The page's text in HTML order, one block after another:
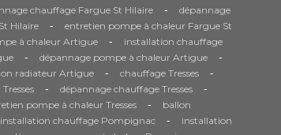
chauffage Fargue St Hilaire -
dépannage
Hilaire -
entretien pompe à chaleur Fargue St
à chaleur Artigue -
installation chauffage
- dépannage pompe à chaleur Artigue -
radiateur Artigue - chauffage Tresses -
- dépannage chauffage Tresses -
pompe à chaleur Tresses -
ballon
installation chauffage Pompignac -
installation